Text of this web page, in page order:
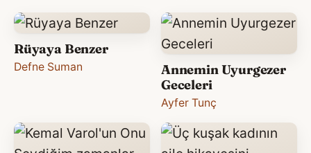
Rüyaya Benzer
Defne Suman
Annemin Uyurgezer
Geceleri
Ayfer Tunç